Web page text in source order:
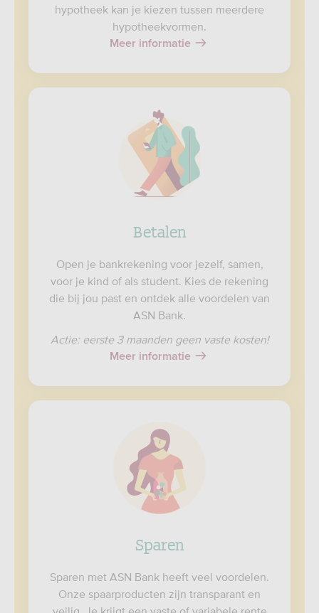
hypotheek kan je kiezen tussen meerdere
hypotheekvormen.
Meer informatie
Betalen
Open je bankrekening voor jezelf, samen,
voor je kind of als student. Kies de rekening
die bij jou past en ontdek alle voordelen van
ASN Bank.
Actie: eerste 3 maanden geen vaste kosten!
Meer informatie
Sparen
Sparen met ASN Bank heeft veel voordelen.
Onze spaarproducten zijn transparant en